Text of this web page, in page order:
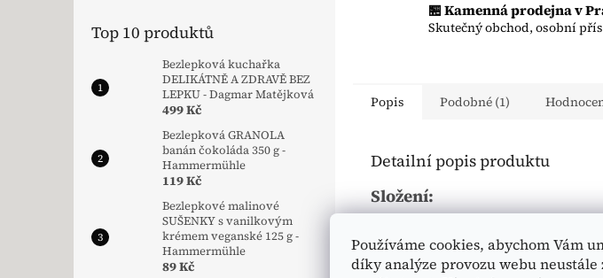
Používáme cookies, abychom Vám
díky analýze provozu webu
Top 10 produktů
Bezlepková kuchařka
DELIKÁTNĚ A ZDRAVĚ BEZ
LEPKU - Dagmar Matějková
499 Kč
Bezlepková GRANOLA
banán čokoláda 350 g -
Hammermühle
119 Kč
Bezlepkové malinové
SUŠENKY s vanilkovým
krémem veganské 125 g -
Hammermühle
89 Kč
🏪 Kamenná prodejna v
Skutečný obchod, osobní
Popis Podobné (1)
Detailní popis produktu
Složení:
rýžový kvásek* (celozrnná rýžová
prosná mouka*, slupky psyllia*,